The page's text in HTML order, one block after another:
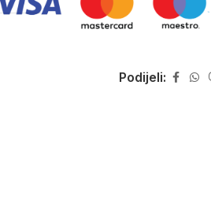
Podijeli: